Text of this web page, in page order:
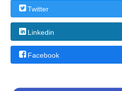
Twitter
Linkedin
Facebook